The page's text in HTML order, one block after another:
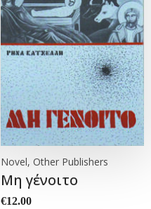
Novel, Other Publishers
Μη γένοιτο
€12.00